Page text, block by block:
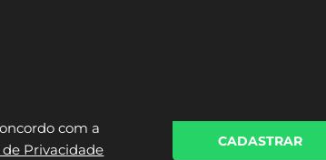
com a
Privacidade
CADASTRAR